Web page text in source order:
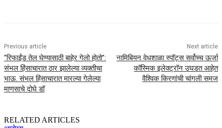
Previous article
“रिफाईंड तेल घेण्यासाठी बाहेर गेलो होतो”:
संभल हिंसाचारात ठार झालेल्या व्यक्तीचा
भाऊ. संभल हिंसाचारात मारल्या गेलेल्या
माणसाचे दोघे डॉ
Next article
नामिबियन वेधशाळा स्पॉट्स सर्वोच्च ऊर्जा
कॉस्मिक इलेक्ट्रॉन उघडत आहेत
वैश्विक किरणांची चांगली समज
RELATED ARTICLES